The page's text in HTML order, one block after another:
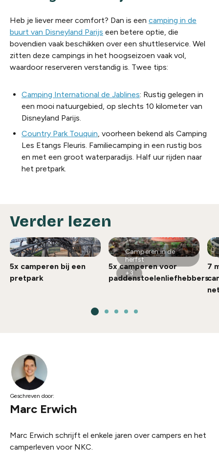
Heb je liever meer comfort? Dan is een camping in de
buurt van Disneyland Parijs een betere optie, die
bovendien vaak beschikken over een shuttleservice. Wel
zitten deze campings in het hoogseizoen vaak vol,
waardoor reserveren verstandig is. Twee tips:
Camping International de Jablines: Rustig gelegen in
een mooi natuurgebied, op slechts 10 kilometer van
Disneyland Parijs.
Country Park Touquin, voorheen bekend als Camping
Les Etangs Fleuris. Familiecamping in een rustig bos
en met een groot waterparadijs. Half uur rijden naar
het pretpark.
Verder lezen
5x camperen bij een
pretpark
Camperen in de
herfst
+3
5x camperen voor
paddenstoelenliefhebbers
7
Geschreven door:
Marc Erwich
Marc Erwich schrijft el enkele jaren over campers en het
camperleven voor NKC.